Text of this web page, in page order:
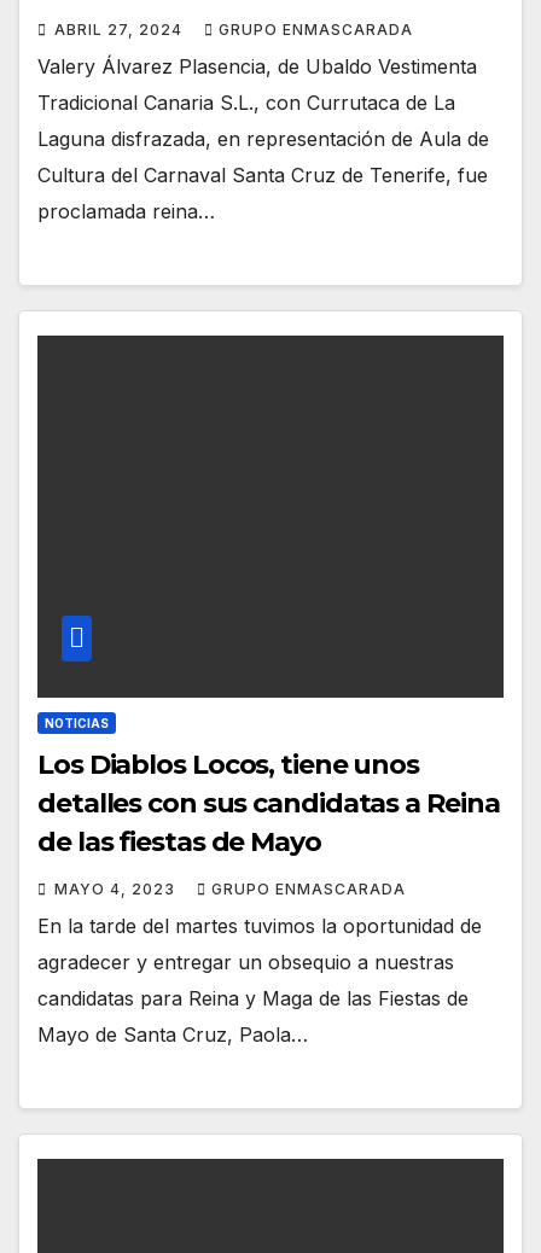
ABRIL 27, 2024 GRUPO ENMASCARADA
Valery Álvarez Plasencia, de Ubaldo Vestimenta
Tradicional Canaria S.L., con Currutaca de La
Laguna disfrazada, en representación de Aula de
Cultura del Carnaval Santa Cruz de Tenerife, fue
proclamada reina…
NOTICIAS
Los Diablos Locos, tiene unos
detalles con sus candidatas a Reina
de las fiestas de Mayo
MAYO 4, 2023 GRUPO ENMASCARADA
En la tarde del martes tuvimos la oportunidad de
agradecer y entregar un obsequio a nuestras
candidatas para Reina y Maga de las Fiestas de
Mayo de Santa Cruz, Paola…